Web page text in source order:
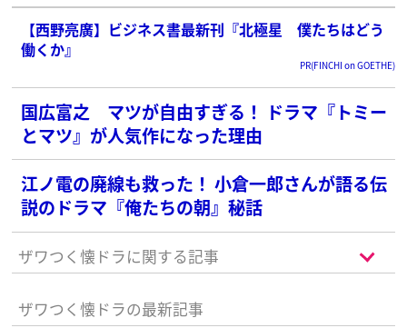
【西野亮廣】ビジネス書最新刊『北極星 僕たちはどう
働くか』
PR(FINCHI on GOETHE)
国広富之 マツが自由すぎる！ ドラマ『トミー
とマツ』が人気作になった理由
江ノ電の廃線も救った！ 小倉一郎さんが語る伝
説のドラマ『俺たちの朝』秘話
ザワつく懐ドラに関する記事
ザワつく懐ドラの最新記事